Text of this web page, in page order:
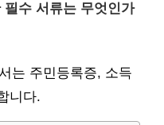
수 서류는 무엇인가
는 주민등록증, 소득
니다.